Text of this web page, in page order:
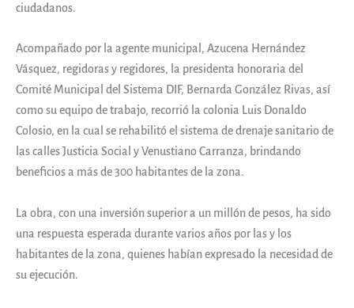
ciudadanos.
Acompañado por la agente municipal, Azucena Hernández
Vásquez, regidoras y regidores, la presidenta honoraria del
Comité Municipal del Sistema DIF, Bernarda González Rivas, así
como su equipo de trabajo, recorrió la colonia Luis Donaldo
Colosio, en la cual se rehabilitó el sistema de drenaje sanitario de
las calles Justicia Social y Venustiano Carranza, brindando
beneficios a más de 300 habitantes de la zona.
La obra, con una inversión superior a un millón de pesos, ha sido
una respuesta esperada durante varios años por las y los
habitantes de la zona, quienes habían expresado la necesidad de
su ejecución.